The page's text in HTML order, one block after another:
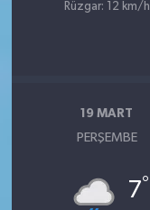
Rüzgar: 12 km/h
19 MART
PERŞEMBE
7°